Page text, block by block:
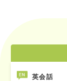
英会話